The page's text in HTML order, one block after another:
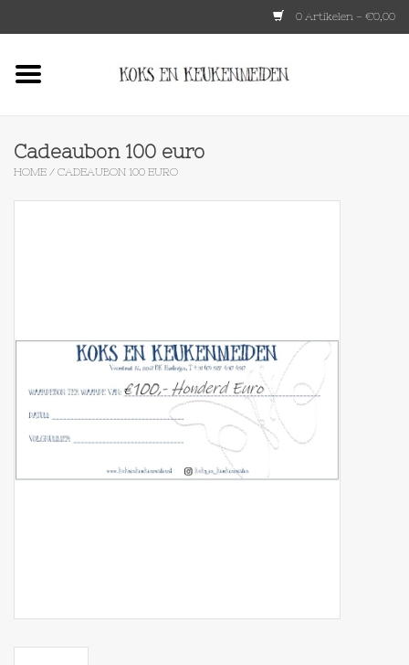
0 Artikelen - €0,00
OXO
Koken
Keukenspullen
Cadeaubon 100 euro
HOME / CADEAUBON 100 EURO